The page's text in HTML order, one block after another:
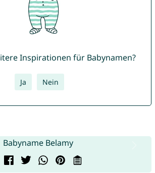
Inspirationen für Babynamen?
Ja Nein